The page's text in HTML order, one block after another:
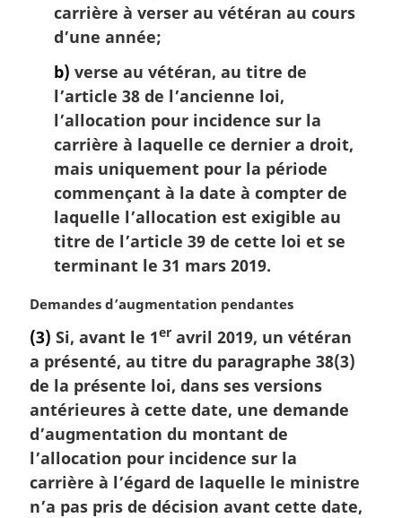
carrière à verser au vétéran au cours
d’une année;
b) verse au vétéran, au titre de
l’article 38 de l’ancienne loi,
l’allocation pour incidence sur la
carrière à laquelle ce dernier a droit,
mais uniquement pour la période
commençant à la date à compter de
laquelle l’allocation est exigible au
titre de l’article 39 de cette loi et se
terminant le 31 mars 2019.
N
t
e
m
r
g
i
n
a
Demandes d’augmentation pendantes
(3) Si, avant le 1er avril 2019, un vétéran
a présenté, au titre du paragraphe 38(3)
de la présente loi, dans ses versions
antérieures à cette date, une demande
d’augmentation du montant de
l’allocation pour incidence sur la
carrière à l’égard de laquelle le ministre
n’a pas pris de décision avant cette date,